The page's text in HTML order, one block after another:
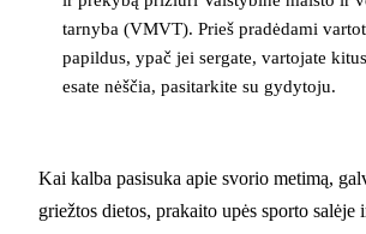
tarnyba (VMVT). Prieš pradėdami
papildus, ypač jei sergate, vartojate
esate nėščia, pasitarkite su gydytoju.
Kai kalba pasisuka apie svorio metimą,
griežtos dietos, prakaito upės sporto salėje